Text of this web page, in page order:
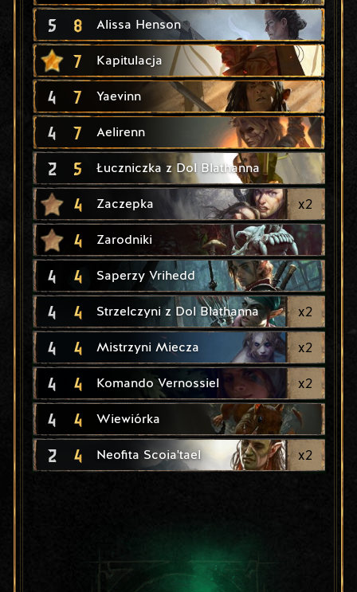
5 8 Alissa Henson
7 Kapitulacja
4 7 Yaevinn
4 7 Aelirenn
2 5 Łuczniczka z Dol Blathanna
4 Zaczepka x2
4 Zarodniki
4 4 Saperzy Vrihedd
4 4 Strzelczyni z Dol Blathanna x2
4 4 Mistrzyni Miecza x2
4 4 Komando Vernossiel x2
4 4 Wiewiórka
2 4 Neofita Scoia'tael x2